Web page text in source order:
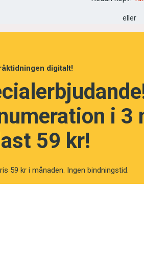
eller
digitalt!
i 3
59 kr!
59 kr i månaden. Ingen bindningstid.